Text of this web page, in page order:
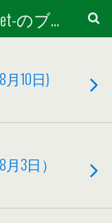
ビンゴネット-Bingonet-のブログ
10日)
3日）